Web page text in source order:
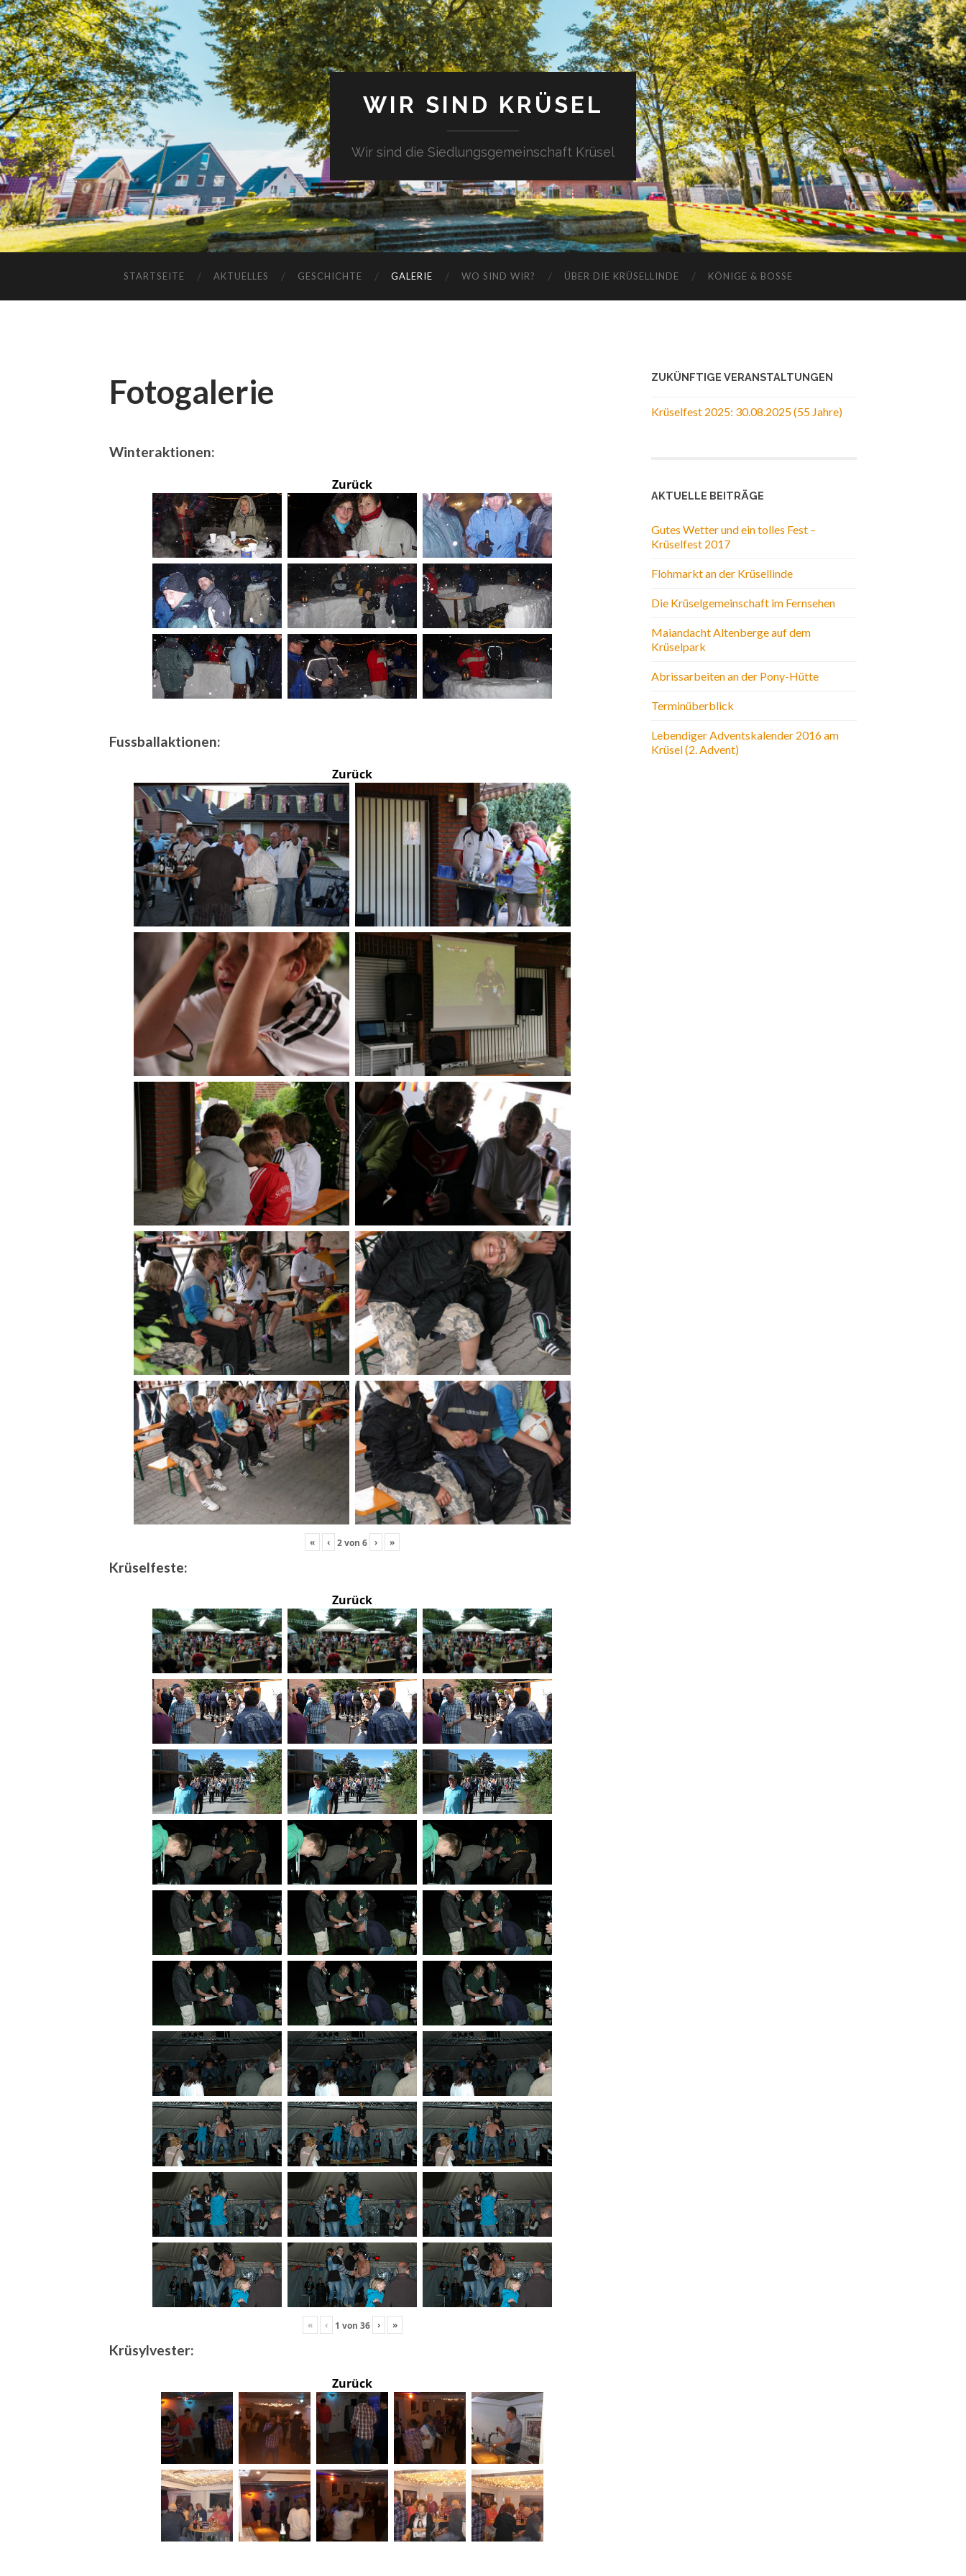
WIR SIND KRÜSEL
Wir sind die Siedlungsgemeinschaft Krüsel
STARTSEITE AKTUELLES GESCHICHTE GALERIE WO SIND WIR? ÜBER DIE KRÜSELLINDE KÖNIGE & BOSSE
Fotogalerie
Winteraktionen:
Zurück
Fussballaktionen:
Zurück
« ‹ 2von 6 › »
Krüselfeste:
Zurück
« ‹ 1 von 36 › »
Krüsylvester:
Zurück
ZUKÜNFTIGE VERANSTALTUNGEN
Krüselfest 2025: 30.08.2025 (55 Jahre)
AKTUELLE BEITRÄGE
Gutes Wetter und ein tolles Fest –
Krüselfest 2017
Flohmarkt an der Krüsellinde
Die Krüselgemeinschaft im Fernsehen
Maiandacht Altenberge auf dem
Krüselpark
Abrissarbeiten an der Pony-Hütte
Terminüberblick
Lebendiger Adventskalender 2016 am
Krüsel (2. Advent)